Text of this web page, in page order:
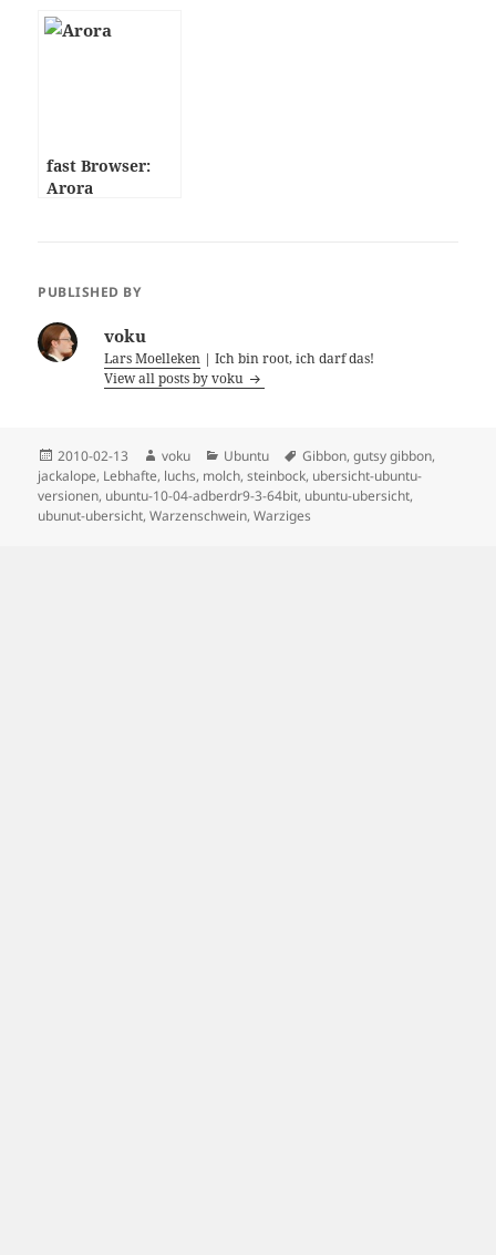
fast Browser:
Arora
PUBLISHED BY
voku
Lars Moelleken | Ich bin root, ich darf das!
View all posts by voku
Posted
on
2010-02-13 Author
voku Categories
Ubuntu Tags
Gibbon,gutsy gibbon,
jackalope, Lebhafte, luchs, molch,steinbock, ubersicht-ubuntu-
versionen, ubuntu-10-04-adberdr9-3-64bit, ubuntu-ubersicht,
ubunut-ubersicht,Warzenschwein,Warziges